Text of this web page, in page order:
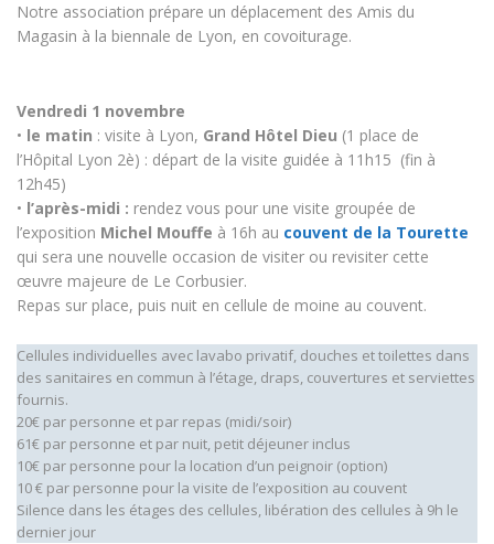
Notre association prépare un déplacement des Amis du
Magasin à la biennale de Lyon, en covoiturage.
Vendredi 1 novembre
• le matin : visite à Lyon, Grand Hôtel Dieu (1 place de
l’Hôpital Lyon 2è) : départ de la visite guidée à 11h15 (fin à
12h45)
• l’après-midi : rendez vous pour une visite groupée de
l’exposition Michel Mouffe à 16h au couvent de la Tourette
qui sera une nouvelle occasion de visiter ou revisiter cette
œuvre majeure de Le Corbusier.
Repas sur place, puis nuit en cellule de moine au couvent.
Cellules individuelles avec lavabo privatif, douches et toilettes dans
des sanitaires en commun à l’étage, draps, couvertures et serviettes
fournis.
20€ par personne et par repas (midi/soir)
61€ par personne et par nuit, petit déjeuner inclus
10€ par personne pour la location d’un peignoir (option)
10 € par personne pour la visite de l’exposition au couvent
Silence dans les étages des cellules, libération des cellules à 9h le
dernier jour